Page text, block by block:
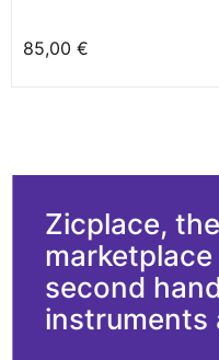
85,00 €
Zicplace,
second
instruments